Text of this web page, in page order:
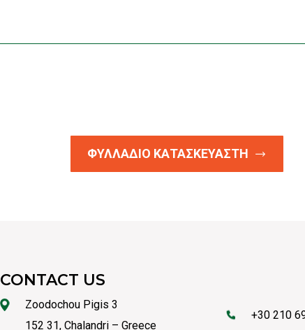
ΦΥΛΛΑΔΙΟ ΚΑΤΑΣΚΕΥΑΣΤΗ
CONTACT US
Zoodochou Pigis 3
152 31, Chalandri – Greece
+30 210